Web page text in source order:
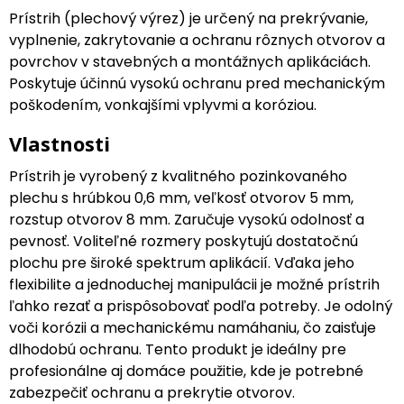
Prístrih (plechový výrez) je určený na prekrývanie,
vyplnenie, zakrytovanie a ochranu rôznych otvorov a
povrchov v stavebných a montážnych aplikáciách.
Poskytuje účinnú vysokú ochranu pred mechanickým
poškodením, vonkajšími vplyvmi a koróziou.
Vlastnosti
Prístrih je vyrobený z kvalitného pozinkovaného
plechu s hrúbkou 0,6 mm, veľkosť otvorov 5 mm,
rozstup otvorov 8 mm. Zaručuje vysokú odolnosť a
pevnosť. Voliteľné rozmery poskytujú dostatočnú
plochu pre široké spektrum aplikácií. Vďaka jeho
flexibilite a jednoduchej manipulácii je možné prístrih
ľahko rezať a prispôsobovať podľa potreby. Je odolný
voči korózii a mechanickému namáhaniu, čo zaisťuje
dlhodobú ochranu. Tento produkt je ideálny pre
profesionálne aj domáce použitie, kde je potrebné
zabezpečiť ochranu a prekrytie otvorov.